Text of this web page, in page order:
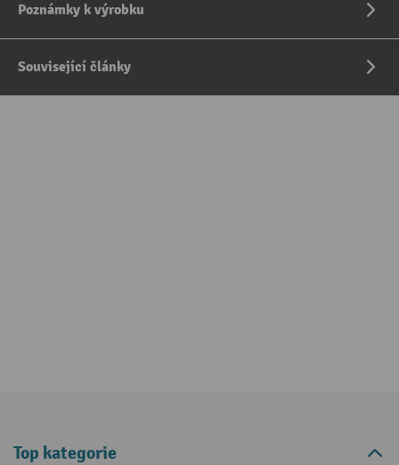
Poznámky k výrobku
Související články
Top kategorie